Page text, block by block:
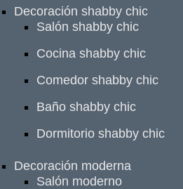
Decoración shabby chic
Salón shabby chic
Cocina shabby chic
Comedor shabby chic
Baño shabby chic
Dormitorio shabby chic
Decoración moderna
Salón moderno